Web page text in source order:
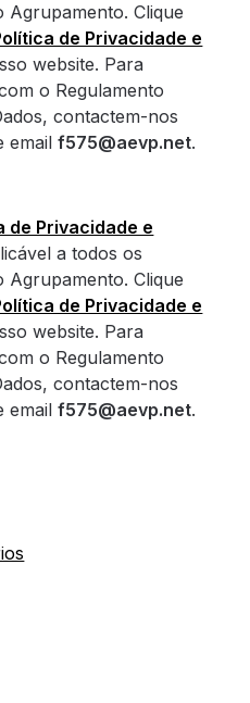
Agrupamento. Clique
de Privacidade e
website. Para
o Regulamento
contactem-nos
emailf575@aevp.net.
de Privacidade e
a todos os
Agrupamento. Clique
de Privacidade e
website. Para
o Regulamento
contactem-nos
emailf575@aevp.net.